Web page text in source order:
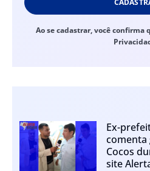
Ao se cadastrar, você confirma
Ex-
comenta
Cocos
site